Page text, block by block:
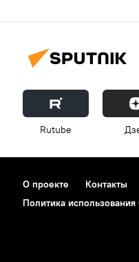
Rutube
О проекте Контакты
Политика использования